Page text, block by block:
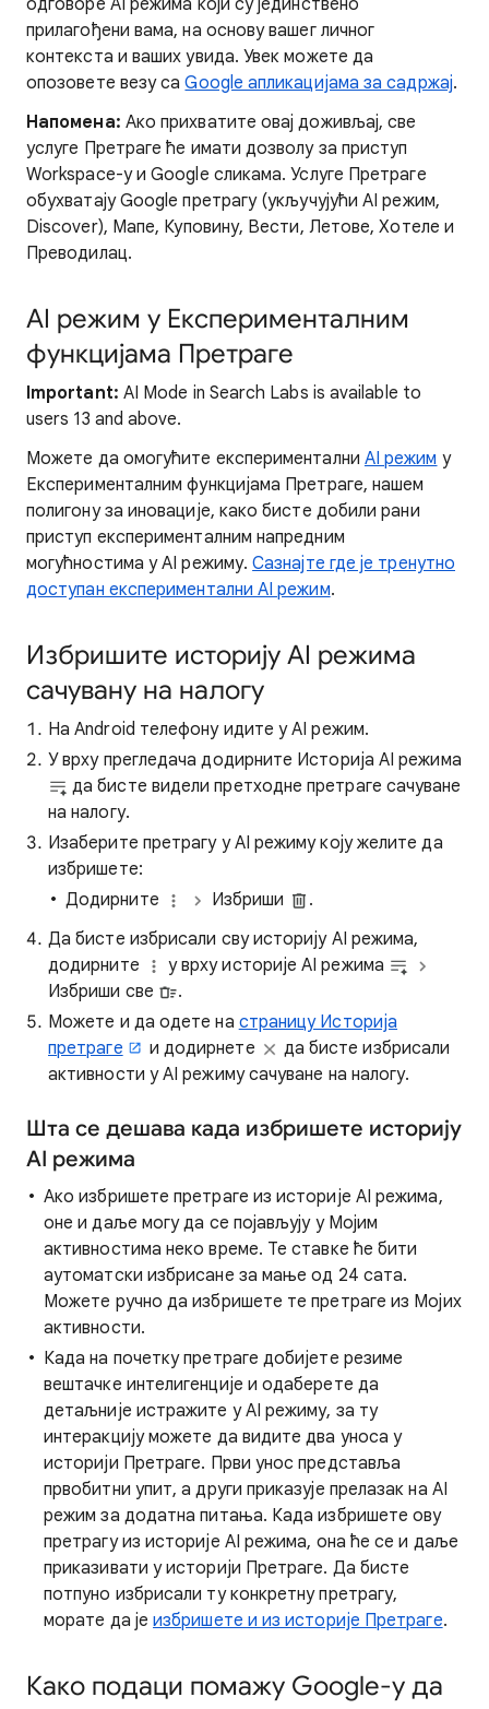
одговоре AI режима који су јединствено
прилагођени вама, на основу вашег личног
контекста и ваших увида. Увек можете да
опозовете везу саGoogle апликацијама за садржај.
Напомена: Ако прихватите овај доживљај, све
услуге Претраге ће имати дозволу за приступ
Workspace-у и Google сликама. Услуге Претраге
обухватају Google претрагу (укључујући AI режим,
Discover), Мапе, Куповину, Вести, Летове, Хотеле и
Преводилац.
AI режим у Експерименталним
функцијама Претраге
Important: AI Mode in Search Labs is available to
users 13 and above.
Можете да омогућите експериментални AI режим у
Експерименталним функцијама Претраге, нашем
полигону за иновације, како бисте добили рани
приступ експерименталним напредним
могућностима у AI режиму.Сазнајте где је тренутно
доступан експериментални AI режим.
Избришите историју AI режима
сачувану на налогу
На Android телефону идите у AI режим.
У врху прегледача додирните Историја AI режима
да бисте видели претходне претраге сачуване
на налогу.
Изаберите претрагу у AI режиму коју желите да
избришете:
Додирните
Избриши
.
Да бисте избрисали сву историју AI режима,
додирните
у врху историје AI режима
Избриши све
.
Можете и да одете на страницу Историја
претраге
и додирнете
да бисте избрисали
активности у AI режиму сачуване на налогу.
Шта се дешава када избришете историју
AI режима
Ако избришете претраге из историје AI режима,
оне и даље могу да се појављују у Мојим
активностима неко време. Те ставке ће бити
аутоматски избрисане за мање од 24 сата.
Можете ручно да избришете те претраге из Мојих
активности.
Када на почетку претраге добијете резиме
вештачке интелигенције и одаберете да
детаљније истражите у AI режиму, за ту
интеракцију можете да видите два уноса у
историји Претраге. Први унос представља
првобитни упит, а други приказује прелазак на AI
режим за додатна питања. Када избришете ову
претрагу из историје AI режима, она ће се и даље
приказивати у историји Претраге. Да бисте
потпуно избрисали ту конкретну претрагу,
морате да јеизбришете и из историје Претраге.
Како подаци помажу Google-у да